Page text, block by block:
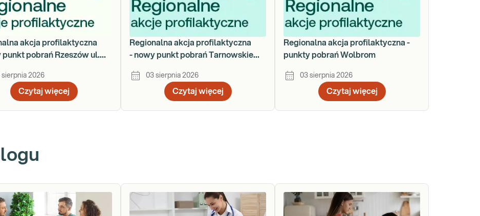
akcja profilaktyczna
punkt pobrań Rzeszów ul.
sierpnia 2026
Czytaj więcej
Regionalna akcja profilaktyczna
- nowy punkt pobrań Tarnowskie
03 sierpnia 2026
Czytaj więcej
Regionalna akcja profilaktyczna -
punkty pobrań Wolbrom
03 sierpnia 2026
Czytaj więcej